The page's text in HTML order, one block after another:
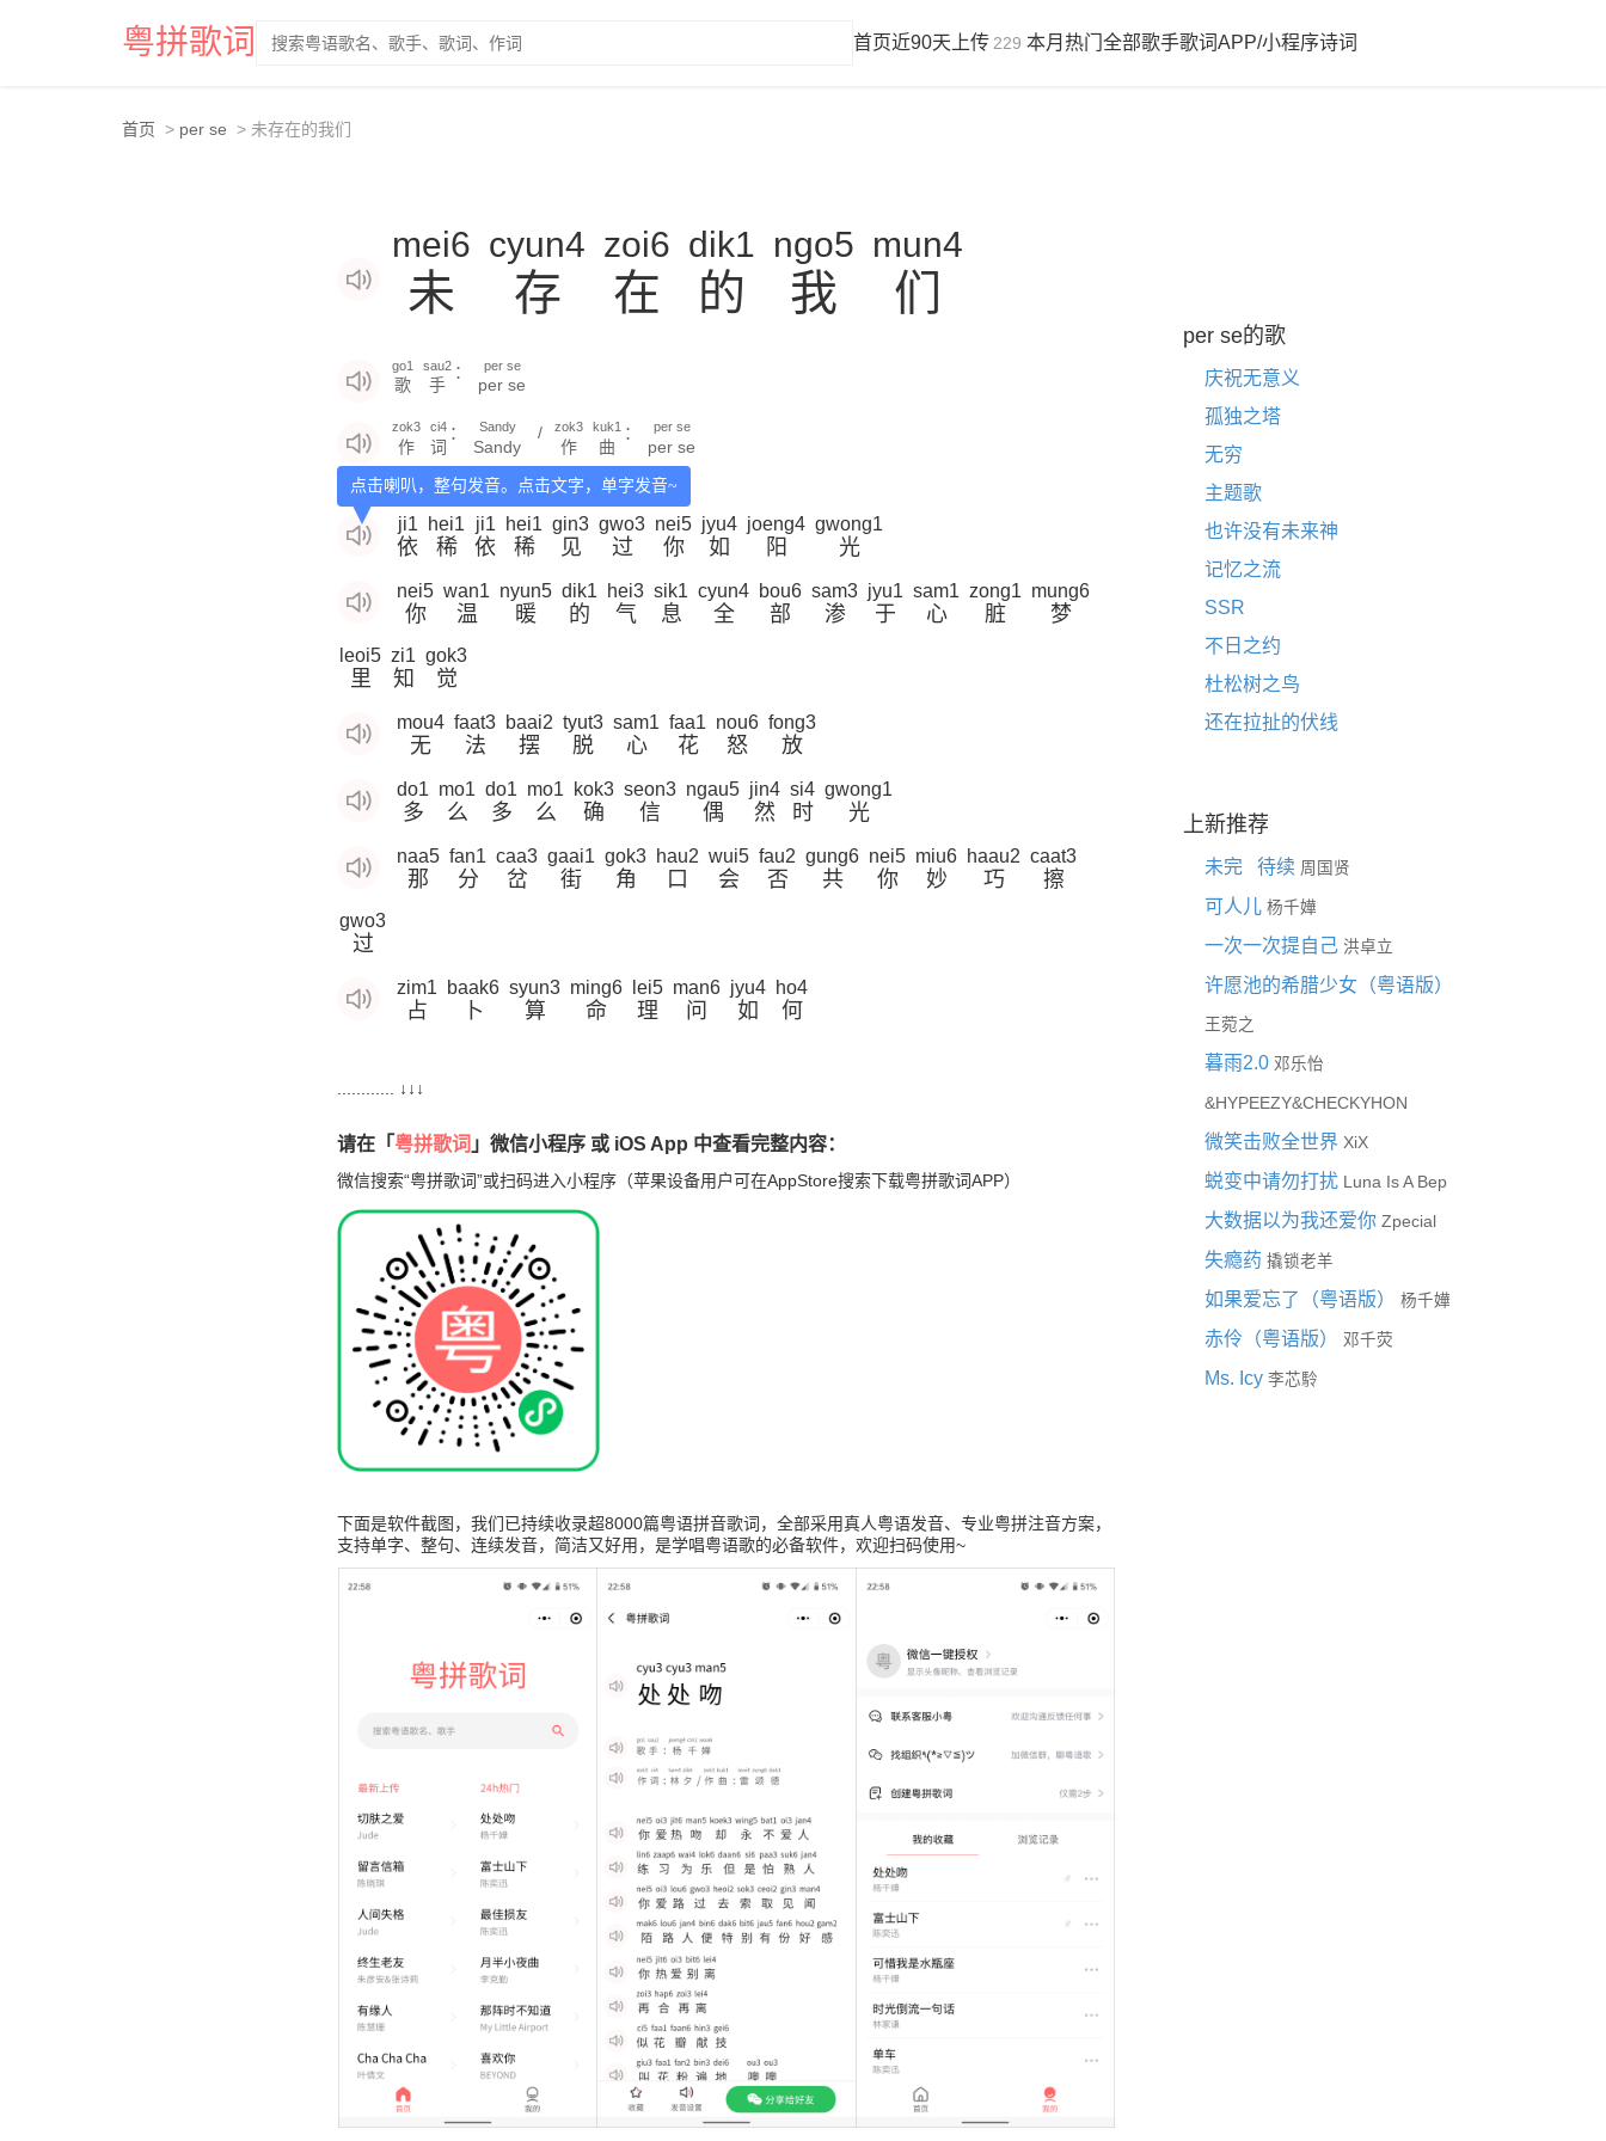
粤拼歌词 首页近90天上传 229 本月热门 全部歌手歌词APP/小程序诗词
首页 per se 未存在的我们
未
mei6
存
cyun4
在
zoi6
的
dik1
我
ngo5
们
mun4
歌
go1
手
sau2 ：
per se
per se
作
zok3
词
ci4 ：
Sandy
Sandy /
作
zok3
曲
kuk1 ：
per se
per se
点击喇叭，整句发音。点击文字，单字发音~
依
ji1
稀
hei1
依
ji1
稀
hei1
见
gin3
过
gwo3
你
nei5
如
jyu4
阳
joeng4
光
gwong1
你
nei5
温
wan1
暖
nyun5
的
dik1
气
hei3
息
sik1
全
cyun4
部
bou6
渗
sam3
于
jyu1
心
sam1
脏
zong1
梦
mung6
里
leoi5
知
zi1
觉
gok3
无
mou4
法
faat3
摆
baai2
脱
tyut3
心
sam1
花
faa1
怒
nou6
放
fong3
多
do1
么
mo1
多
do1
么
mo1
确
kok3
信
seon3
偶
ngau5
然
jin4
时
si4
光
gwong1
那
naa5
分
fan1
岔
caa3
街
gaai1
角
gok3
口
hau2
会
wui5
否
fau2
共
gung6
你
nei5
妙
miu6
巧
haau2
擦
caat3
过
gwo3
占
zim1
卜
baak6
算
syun3
命
ming6
理
lei5
问
man6
如
jyu4
何
ho4
............ ↓↓↓
请在「 粤拼歌词 」微信小程序 或 iOS App 中查看完整内容：
微信搜索“粤拼歌词”或扫码进入小程序（苹果设备用户可在AppStore搜索下载粤拼歌词APP）
下面是软件截图，我们已持续收录超8000篇粤语拼音歌词，全部采用真人粤语发音、专业粤拼注音方案，
支持单字、整句、连续发音，简洁又好用，是学唱粤语歌的必备软件，欢迎扫码使用~
per se的歌
庆祝无意义
孤独之塔
无穷
主题歌
也许没有未来神
记忆之流
SSR
不日之约
杜松树之鸟
还在拉扯的伏线
上新推荐
未完 待续 周国贤
可人儿 杨千嬅
一次一次提自己 洪卓立
许愿池的希腊少女（粤语版）
王菀之
暮雨2.0 邓乐怡
&HYPEEZY&CHECKYHON
微笑击败全世界 XiX
蜕变中请勿打扰 Luna Is A Bep
大数据以为我还爱你 Zpecial
失瘾药 撬锁老羊
如果爱忘了（粤语版） 杨千嬅
赤伶（粤语版） 邓千荧
Ms. Icy 李芯駖